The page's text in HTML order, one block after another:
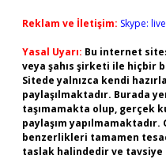
Reklam ve İletişim: Skype:
Yasal Uyarı: Bu internet
veya şahıs şirketi ile hiçbir
Sitede yalnızca kendi
paylaşılmaktadır. Burada
taşımamakta olup, gerçek
paylaşım
benzerlikleri tamamen
taslak halindedir ve tavsiye